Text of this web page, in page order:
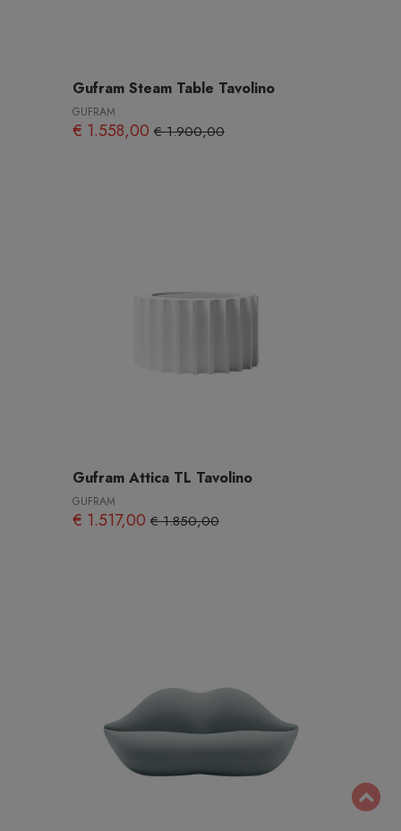
Gufram Steam Table Tavolino
GUFRAM
€ 1.558,00€ 1.900,00
Gufram Attica TL Tavolino
GUFRAM
€ 1.517,00€ 1.850,00